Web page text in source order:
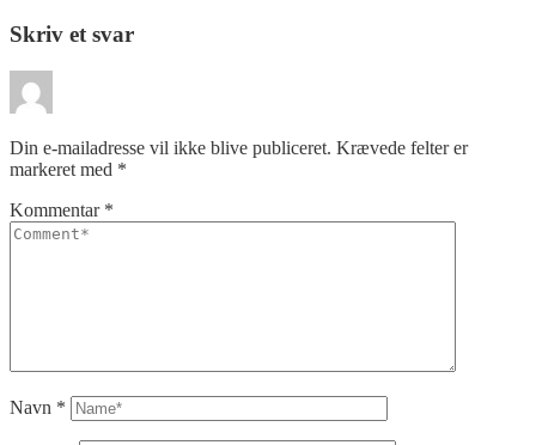
Skriv et svar
Din e-mailadresse vil ikke blive publiceret. Krævede felter er
markeret med *
Kommentar *
Navn *